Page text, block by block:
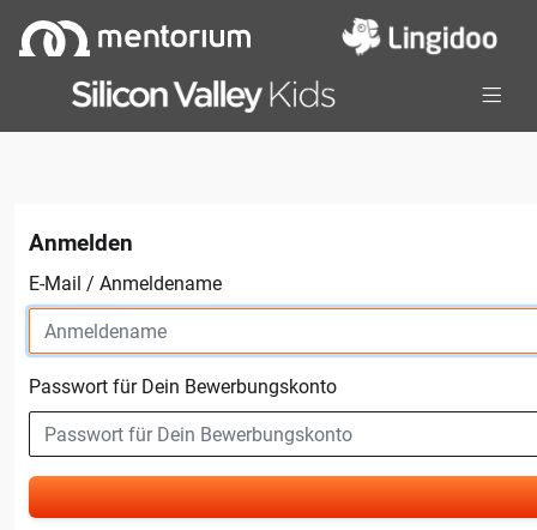
Anmelden
E-Mail / Anmeldename
Passwort für Dein Bewerbungskonto